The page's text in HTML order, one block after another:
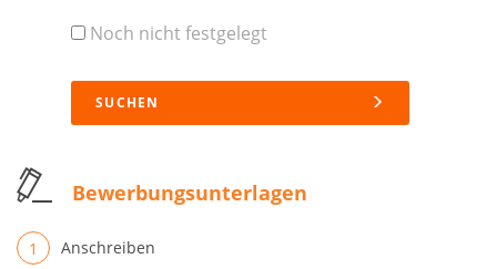
Noch nicht festgelegt
SUCHEN
Bewerbungsunterlagen
Anschreiben